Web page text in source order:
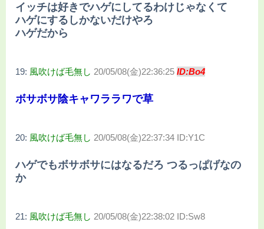
イッチは好きでハゲにしてるわけじゃなくて
ハゲにするしかないだけやろ
ハゲだから
19: 風吹けば毛無し 20/05/08(金)22:36:25 ID:Bo4
ボサボサ陰キャワララワで草
20: 風吹けば毛無し 20/05/08(金)22:37:34 ID:Y1C
ハゲでもボサボサにはなるだろ つるっぱげなの
か
21: 風吹けば毛無し 20/05/08(金)22:38:02 ID:Sw8